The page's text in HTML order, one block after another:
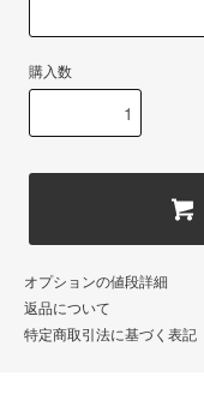
購入数
オプションの値段詳細
返品について
特定商取引法に基づく表記